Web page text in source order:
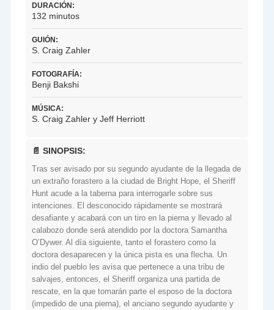
DURACIÓN:
132 minutos
GUIÓN:
S. Craig Zahler
FOTOGRAFÍA:
Benji Bakshi
MÚSICA:
S. Craig Zahler y Jeff Herriott
📄 SINOPSIS:
Tras ser avisado por su segundo ayudante de la llegada de
un extraño forastero a la ciudad de Bright Hope, el Sheriff
Hunt acude a la taberna para interrogarle sobre sus
intenciones. El desconocido rápidamente se mostrará
desafiante y acabará con un tiro en la pierna y llevado al
calabozo donde será atendido por la doctora Samantha
O’Dywer. Al día siguiente, tanto el forastero como la
doctora desaparecen y la única pista es una flecha. Un
indio del pueblo les avisa que pertenece a una tribu de
salvajes, entonces, el Sheriff organiza una partida de
rescate, en la que tomarán parte el esposo de la doctora
(impedido de una pierna), el anciano segundo ayudante y